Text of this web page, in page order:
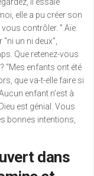
il essaie
elle a pu créer son
contrôler. ” Aïe.
un ni deux”,
Que retenez-vous
“Mes enfants ont été
que va-t-elle faire si
enfant n’est à
est génial. Vous
bonnes intentions,
dans